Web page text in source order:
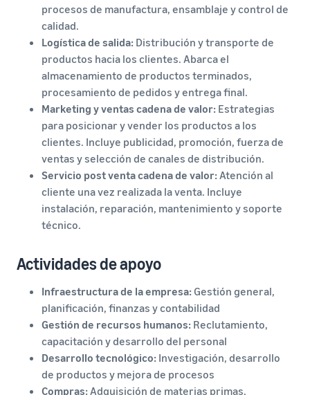
procesos de manufactura, ensamblaje y control de
calidad.
Logística de salida: Distribución y transporte de
productos hacia los clientes. Abarca el
almacenamiento de productos terminados,
procesamiento de pedidos y entrega final.
Marketing y ventas cadena de valor: Estrategias
para posicionar y vender los productos a los
clientes. Incluye publicidad, promoción, fuerza de
ventas y selección de canales de distribución.
Servicio post venta cadena de valor:Atención al
cliente una vez realizada la venta. Incluye
instalación, reparación, mantenimiento y soporte
técnico.
Actividades de apoyo
Infraestructura de la empresa: Gestión general,
planificación, finanzas y contabilidad
Gestión de recursos humanos: Reclutamiento,
capacitación y desarrollo del personal
Desarrollo tecnológico: Investigación, desarrollo
de productos y mejora de procesos
Compras:Adquisición de materias primas,